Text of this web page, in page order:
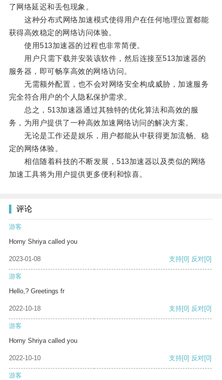
了网络延迟和丢包现象。
这种分布式网络加速模式使得用户在任何地理位置都能
获得高效稳定的网络访问体验。
使用513加速器的过程也非常简便。
用户只需下载并安装该软件，然后连接至513加速器的
服务器，即可畅享高效的网络访问。
无需额外配置，也不会对网络安全构成威胁，加速服务
完全符合用户的个人隐私保护需求。
总之，513加速器通过其独特的优化算法和高效的服
务，为用户提供了一种高效加速网络访问的解决方案。
无论是工作还是娱乐，用户都能从中获得更加流畅、稳
定的网络体验。
相信随着科技的不断发展，513加速器以及类似的网络
加速工具将为用户提供更多便利和惊喜。
评论
游客
Horny Shriya called you
2023-01-08 支持[0] 反对[0]
游客
Hello,? Greetings fr
2022-10-18 支持[0] 反对[0]
游客
Horny Shriya called you
2022-10-10 支持[0] 反对[0]
游客